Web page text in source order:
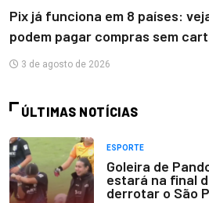
Pix já funciona em 8 países:
podem pagar compras sem
3 de agosto de 2026
ÚLTIMAS NOTÍCIAS
ESPORTE
Goleira de
estará na final
derrotar o São